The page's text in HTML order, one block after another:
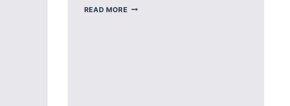
READ MORECARTUCHO